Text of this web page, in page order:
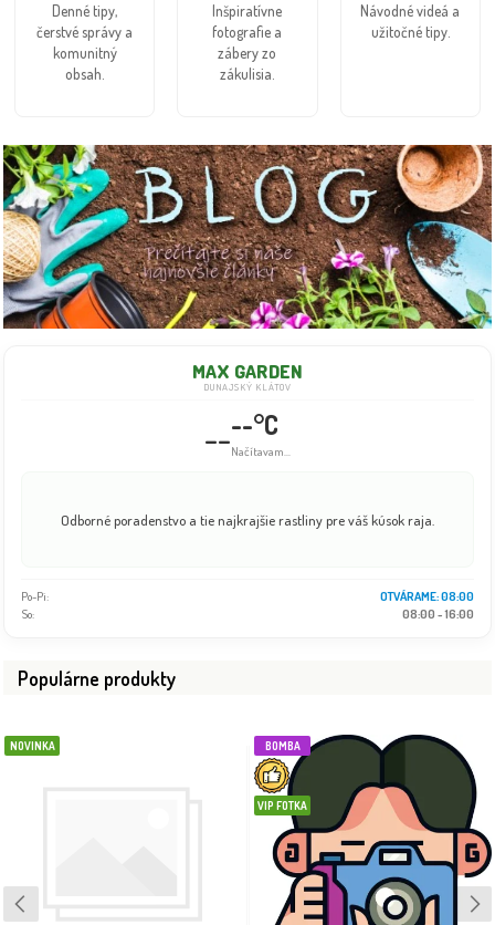
MAX GARDEN
DUNAJSKÝ KLÁTOV
--°C
Info dočasne nedostupné
Odborné poradenstvo a tie najkrajšie rastliny pre váš kúsok raja.
Po-Pi:
08:00 - 18:00
So:
08:00 - 16:00
Populárne produkty
NOVINKA BOMBA
VIP FOTKA
Denné tipy,
čerstvé správy a
komunitný
obsah.
Inšpiratívne
fotografie a
zábery zo
zákulisia.
Návodné videá a
užitočné tipy.